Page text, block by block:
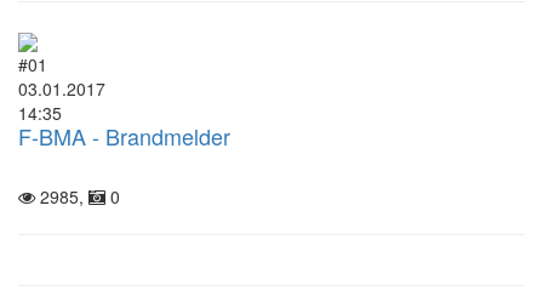
#01
03.01.2017
14:35
F-BMA - Brandmelder
2985, 0